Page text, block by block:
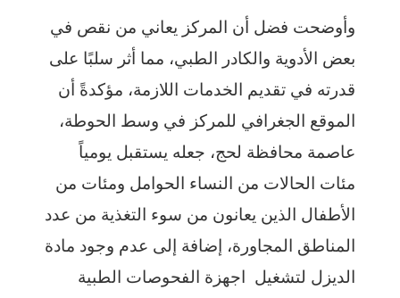
وأوضحت فضل أن المركز يعاني من نقص في
بعض الأدوية والكادر الطبي، مما أثر سلبًا على
قدرته في تقديم الخدمات اللازمة، مؤكدةً أن
الموقع الجغرافي للمركز في وسط الحوطة،
عاصمة محافظة لحج، جعله يستقبل يومياً
مئات الحالات من النساء الحوامل ومئات من
الأطفال الذين يعانون من سوء التغذية من عدد
المناطق المجاورة، إضافة إلى عدم وجود مادة
الديزل لتشغيل اجهزة الفحوصات الطبية